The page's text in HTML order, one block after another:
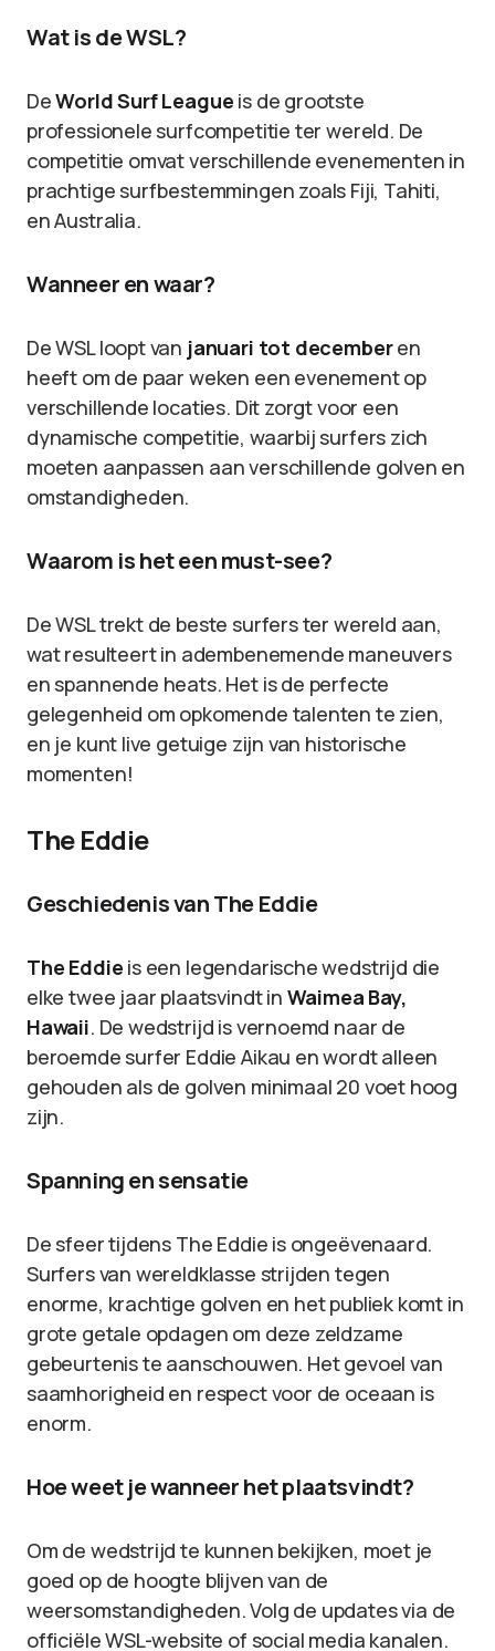
Wat is de WSL?
DeWorld Surf League is de grootste
professionele surfcompetitie ter wereld. De
competitie omvat verschillende evenementen in
prachtige surfbestemmingen zoals Fiji, Tahiti,
en Australia.
Wanneer en waar?
De WSL loopt van januari tot decemberen
heeft om de paar weken een evenement op
verschillende locaties. Dit zorgt voor een
dynamische competitie, waarbij surfers zich
moeten aanpassen aan verschillende golven en
omstandigheden.
Waarom is het een must-see?
De WSL trekt de beste surfers ter wereld aan,
wat resulteert in adembenemende maneuvers
en spannende heats. Het is de perfecte
gelegenheid om opkomende talenten te zien,
en je kunt live getuige zijn van historische
momenten!
The Eddie
Geschiedenis van The Eddie
The Eddie is een legendarische wedstrijd die
elke twee jaar plaatsvindt in Waimea Bay,
Hawaii. De wedstrijd is vernoemd naar de
beroemde surfer Eddie Aikau en wordt alleen
gehouden als de golven minimaal 20 voet hoog
zijn.
Spanning en sensatie
De sfeer tijdens The Eddie is ongeëvenaard.
Surfers van wereldklasse strijden tegen
enorme, krachtige golven en het publiek komt in
grote getale opdagen om deze zeldzame
gebeurtenis te aanschouwen. Het gevoel van
saamhorigheid en respect voor de oceaan is
enorm.
Hoe weet je wanneer het plaatsvindt?
Om de wedstrijd te kunnen bekijken, moet je
goed op de hoogte blijven van de
weersomstandigheden. Volg de updates via de
officiële WSL-website of social media kanalen.